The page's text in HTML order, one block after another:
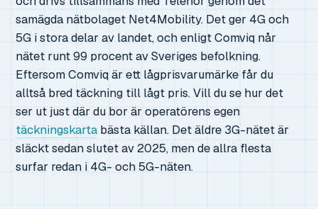
samägda nätbolaget Net4Mobility. Det ger 4G och
5G i stora delar av landet, och enligt Comviq når
nätet runt 99 procent av Sveriges befolkning.
Eftersom Comviq är ett lågprisvarumärke får du
alltså bred täckning till lågt pris. Vill du se hur det
ser ut just där du bor är operatörens egen
täckningskarta bästa källan. Det äldre 3G-nätet är
släckt sedan slutet av 2025, men de allra flesta
surfar redan i 4G- och 5G-näten.